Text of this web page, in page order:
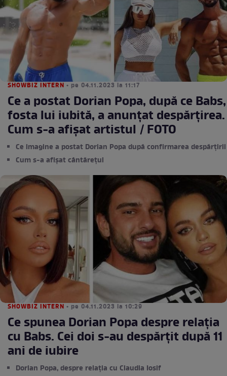
SHOWBIZ INTERN • pe 04.11.2023 la 11:17
Ce a postat Dorian Popa, după ce Babs,
fosta lui iubită, a anunțat despărțirea.
Cum s-a afișat artistul / FOTO
Ce imagine a postat Dorian Popa după confirmarea despărțirii
Cum s-a afișat cântărețul
SHOWBIZ INTERN • pe 04.11.2023 la 10:29
Ce spunea Dorian Popa despre relația
cu Babs. Cei doi s-au despărțit după 11
ani de iubire
Dorian Popa, despre relația cu Claudia Iosif